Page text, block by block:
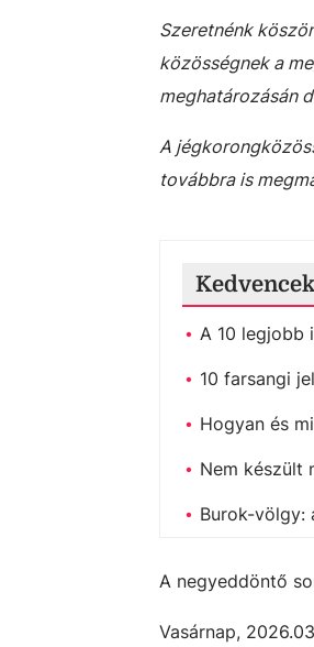
Szeretnénk
közösségnek a
meghatározásán
A
továbbra is
Kedvencek
A 10 legjobb
10 farsangi
Hogyan és
Nem készült
Burok-völgy:
A negyeddöntő
Vasárnap,